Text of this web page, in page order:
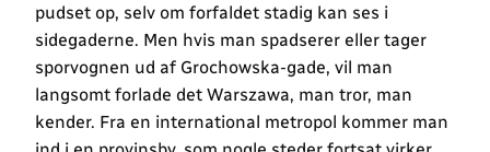
pudset op, selv om forfaldet stadig kan ses i
sidegaderne. Men hvis man spadserer eller tager
sporvognen ud af Grochowska-gade, vil man
langsomt forlade det Warszawa, man tror, man
kender. Fra en international metropol kommer man